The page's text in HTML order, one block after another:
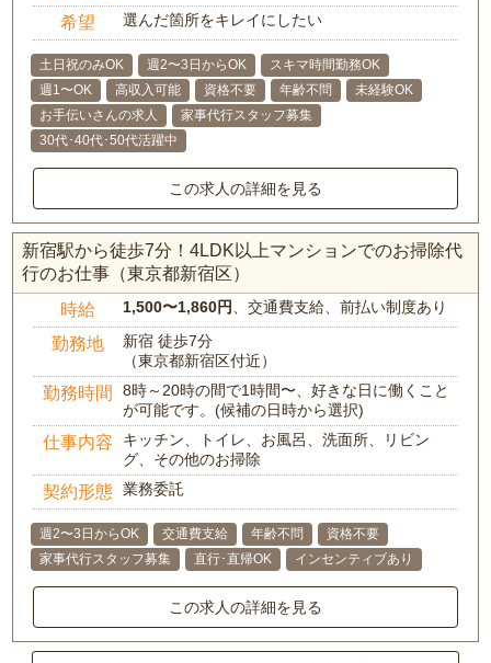
希望 選んだ箇所をキレイにしたい
土日祝のみOK 週2〜3日からOK
スキマ時間勤務OK
週1〜OK
高収入可能 資格不要 年齢不問
未経験OK
お手伝いさんの求人
家事代行スタッフ募集
30代･40代･50代活躍中
この求人の詳細を見る
新宿駅から徒歩7分！4LDK以上マンションでのお掃除代
行のお仕事（東京都新宿区）
時給 1,500〜1,860円、交通費支給、前払い制度あり
勤務地
新宿 徒歩7分
（東京都新宿区付近）
勤務時間
8時～20時の間で1時間〜、好きな日に働くこと
が可能です。(候補の日時から選択)
仕事内容
キッチン、トイレ、お風呂、洗面所、リビン
グ、その他のお掃除
契約形態 業務委託
週2〜3日からOK 交通費支給 年齢不問
資格不要
家事代行スタッフ募集
直行･直帰OK インセンティブあり
この求人の詳細を見る